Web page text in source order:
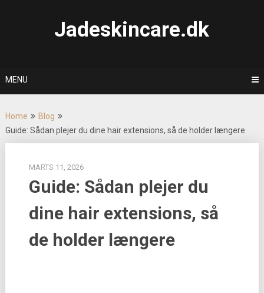
Jadeskincare.dk
MENU
Home
Blog
Guide: Sådan plejer du dine hair extensions, så de holder længere
MARTS 11, 2026
Guide: Sådan plejer du
dine hair extensions, så
de holder længere